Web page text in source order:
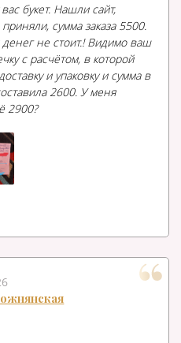
букет. Нашли сайт,
сумма заказа 5500.
не стоит.! Видимо ваш
с расчётом, в которой
и упаковку и сумма в
2600. У меня
2900?